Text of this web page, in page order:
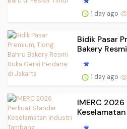
1 day ago
Bidik Pasar
Bakery
1 day ago
IMERC